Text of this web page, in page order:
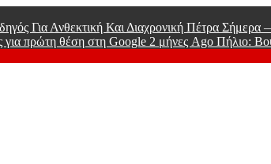
Για Ανθεκτική Και Διαχρονική Πέτρα
για πρώτη θέση στη Google 2 μήνες Ago Πήλιο: